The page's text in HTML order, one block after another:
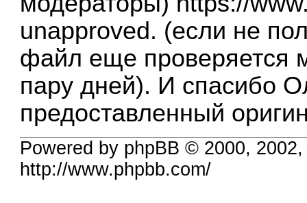
unapproved . (если не
файл еще проверяется
пару дней). И спасибо
предоставленный
Powered by phpBB © 2000,
http://www.phpbb.com/